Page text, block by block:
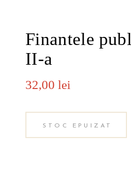
Finantele
II-a
32,00 lei
STOC EPUIZAT